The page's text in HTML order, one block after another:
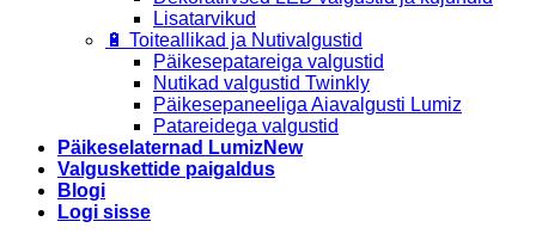
Lisatarvikud
🔋 Toiteallikad ja Nutivalgustid
Päikesepatareiga valgustid
Nutikad valgustid Twinkly
Päikesepaneeliga Aiavalgusti Lumiz
Patareidega valgustid
Päikeselaternad Lumiz
Valguskettide paigaldus
Blogi
Logi sisse